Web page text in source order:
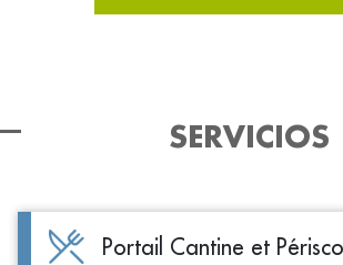
SERVICIOS
Portail Cantine et